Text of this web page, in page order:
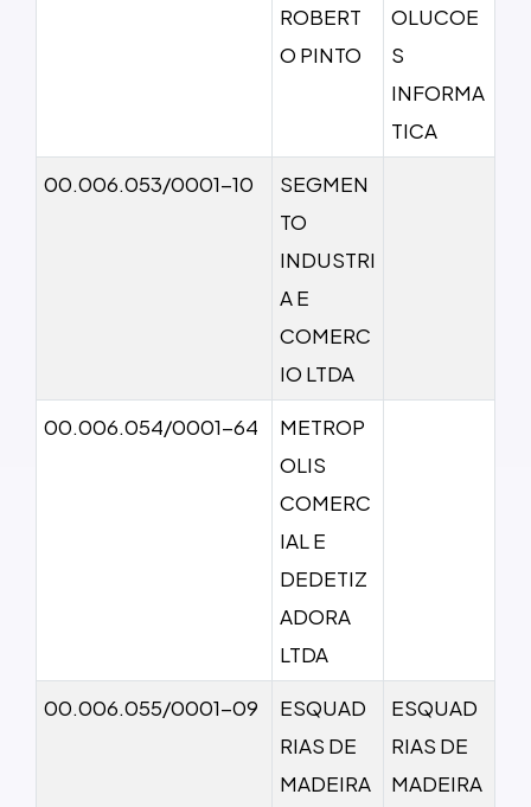
ROBERT
O PINTO
OLUCOE
S
INFORMA
TICA
00.006.053/0001-10
SEGMEN
TO
INDUSTRI
A E
COMERC
IO LTDA
00.006.054/0001-64
METROP
OLIS
COMERC
IAL E
DEDETIZ
ADORA
LTDA
00.006.055/0001-09
ESQUAD
RIAS DE
MADEIRA
ESQUAD
RIAS DE
MADEIRA